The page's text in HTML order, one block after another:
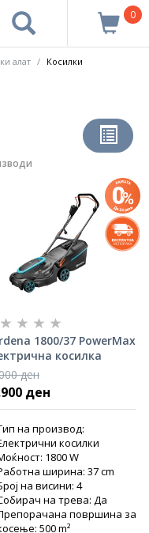
0
алат Косилки
1800/37 PowerMax
косилка
ден
ден
на производ:
косилки
1800 W
ширина: 37 cm
на висини: 4
на трева: Да
површина за
500 m²